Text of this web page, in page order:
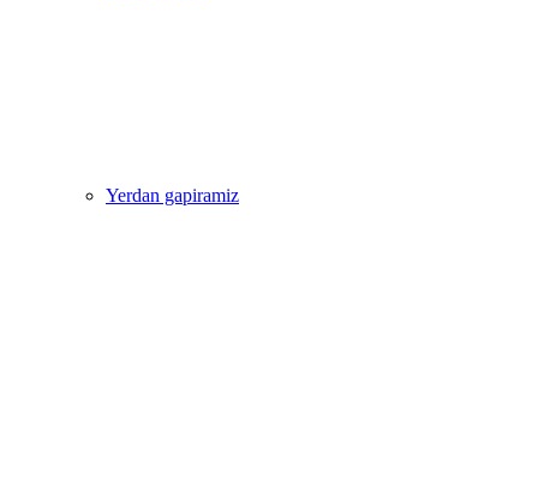
Yerdan gapiramiz